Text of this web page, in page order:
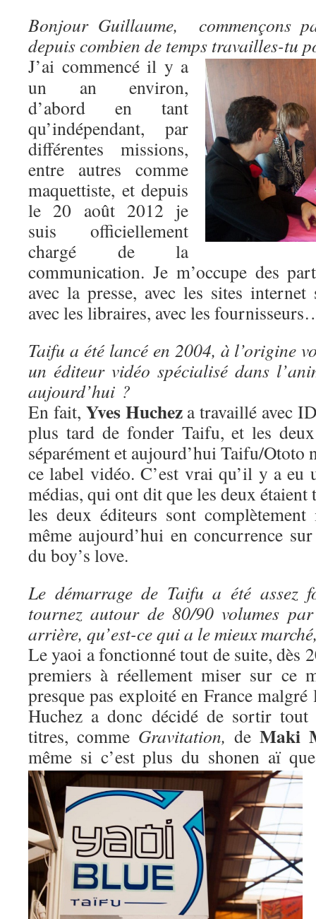
Bonjour Guillaume, commençons
depuis combien de temps travailles-tu
J’ai commencé il y a
un an environ,
d’abord en tant
qu’indépendant, par
différentes missions,
entre autres comme
maquettiste, et depuis
le 20 août 2012 je
suis officiellement
chargé de la
communication. Je m’occupe des
avec la presse, avec les sites internet
avec les libraires, avec les
Taifu a été lancé en 2004, à l’origine
un éditeur vidéo spécialisé dans
aujourd’hui ?
En fait, Yves Hucheza travaillé avec
plus tard de fonder Taifu, et les
séparément et aujourd’hui Taifu/Ototo
ce label vidéo. C’est vrai qu’il y a eu
médias, qui ont dit que les deux
les deux éditeurs sont
même aujourd’hui en concurrence
du boy’s love.
Le démarrage de Taifu a été assez
tournez autour de 80/90 volumes
arrière, qu’est-ce qui a le mieux
Le yaoi a fonctionné tout de suite, dès
premiers à réellement miser sur ce
presque pas exploité en France
Huchez a donc décidé de sortir tout
titres, comme Gravitation, de Maki
même si c’est plus du shonen aï